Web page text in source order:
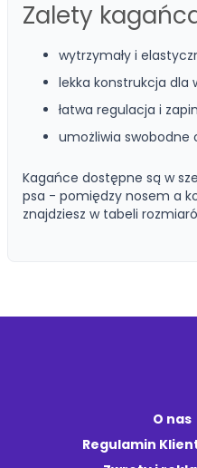
Zalety kagańca
wytrzymały i
lekka konstrukcja dla
łatwa regulacja i
umożliwia swobodne
Kagańce dostępne są w
psa - pomiędzy nosem a
znajdziesz w tabeli
O nas
Regulamin